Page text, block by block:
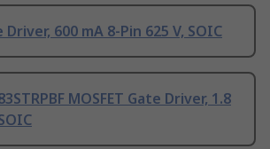
600 mA 8-Pin 625 V, SOIC
MOSFET Gate Driver, 1.8